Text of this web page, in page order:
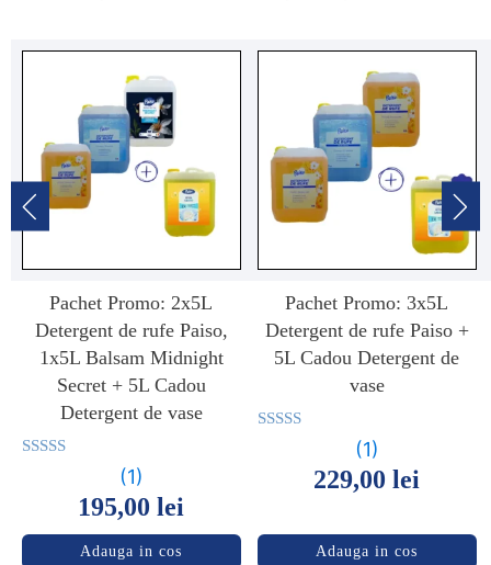
Pachet Promo: 2x5L
Detergent de rufe Paiso,
1x5L Balsam Midnight
Secret + 5L Cadou
Detergent de vase
din 5
(1)
195,00lei
Adauga in cos
Pachet Promo: 3x5L
Detergent de rufe Paiso +
5L Cadou Detergent de
vase
din 5
(1)
229,00lei
Adauga in cos